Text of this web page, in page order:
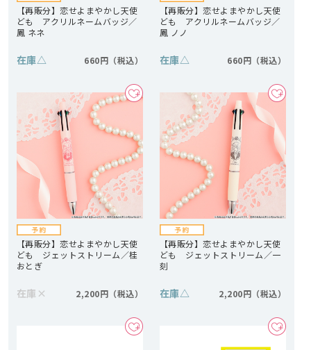
【再販分】恋せよまやかし天使
ども アクリルネームバッジ／
鳳 ネネ
在庫△ 660円
【再販分】恋せよまやかし天使
ども アクリルネームバッジ／
鳳 ノノ
在庫△ 660円
【再販分】恋せよまやかし天使
ども ジェットストリーム／桂
おとぎ
在庫 × 2,200円
【再販分】恋せよまやかし天使
ども ジェットストリーム／一
刻
在庫△ 2,200円